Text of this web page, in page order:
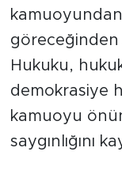
göreceğinden
Hukuku,
demokrasiye
kamuoyu
saygınlığını